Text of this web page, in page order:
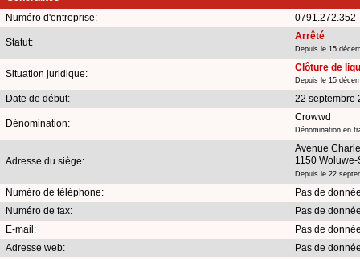
Numéro d'entreprise:
0791.272.352
Statut:
Arrêté
Depuis le 15
Situation juridique:
Clôture de
Depuis le 15
Date de début: 22 septembre
Dénomination:
Crowwd
Dénomination en
Adresse du siège:
Avenue
1150
Depuis le 22
Numéro de téléphone:
Pas de
Numéro de fax:
Pas de
E-mail:
Pas de
Adresse web:
Pas de